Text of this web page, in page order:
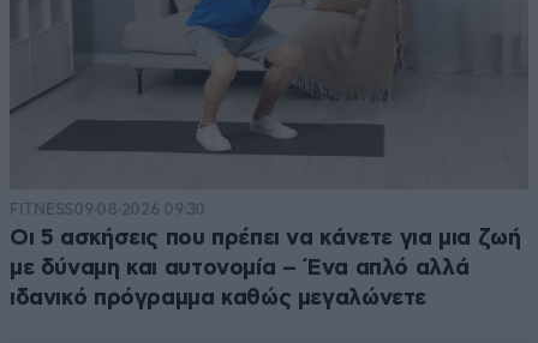
FITNESS09·08·2026 09:30
Οι 5 ασκήσεις που πρέπει να κάνετε για μια ζωή
με δύναμη και αυτονομία – Ένα απλό αλλά
ιδανικό πρόγραμμα καθώς μεγαλώνετε